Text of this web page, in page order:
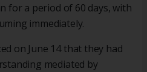
for a period of 60 days, with
immediately.
on June 14 that they had
mediated by